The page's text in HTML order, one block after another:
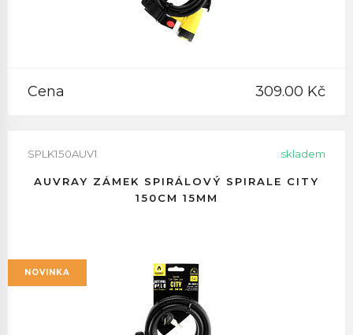
Cena 309.00 Kč
SPLK150AUV1 skladem
AUVRAY ZÁMEK SPIRÁLOVÝ SPIRALE CITY
150CM 15MM
NOVINKA